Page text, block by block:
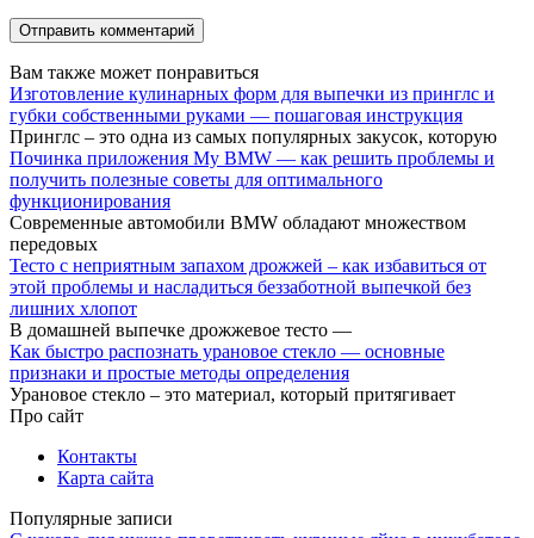
Вам также может понравиться
Изготовление кулинарных форм для выпечки из принглс и
губки собственными руками — пошаговая инструкция
Принглс – это одна из самых популярных закусок, которую
Починка приложения My BMW — как решить проблемы и
получить полезные советы для оптимального
функционирования
Современные автомобили BMW обладают множеством
передовых
Тесто с неприятным запахом дрожжей – как избавиться от
этой проблемы и насладиться беззаботной выпечкой без
лишних хлопот
В домашней выпечке дрожжевое тесто —
Как быстро распознать урановое стекло — основные
признаки и простые методы определения
Урановое стекло – это материал, который притягивает
Про сайт
Контакты
Карта сайта
Популярные записи